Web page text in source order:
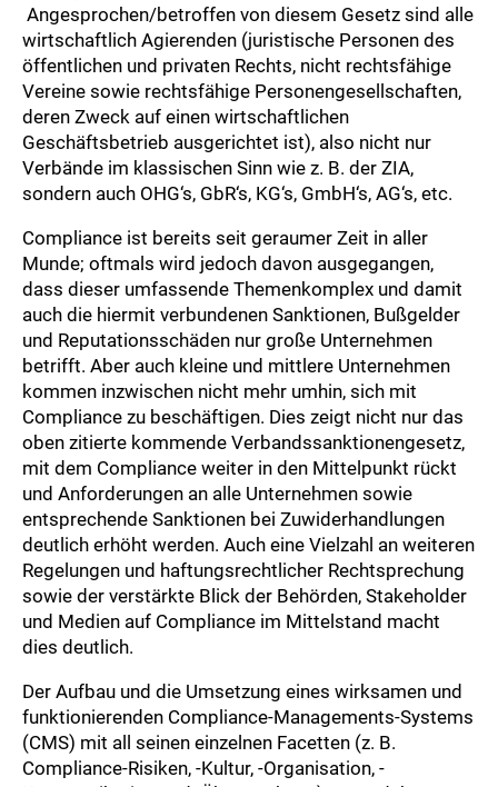
Angesprochen/betroffen von diesem Gesetz sind alle
wirtschaftlich Agierenden (juristische Personen des
öffentlichen und privaten Rechts, nicht rechtsfähige
Vereine sowie rechtsfähige Personengesellschaften,
deren Zweck auf einen wirtschaftlichen
Geschäftsbetrieb ausgerichtet ist), also nicht nur
Verbände im klassischen Sinn wie z. B. der ZIA,
sondern auch OHG‘s, GbR‘s, KG‘s, GmbH‘s, AG‘s, etc.
Compliance ist bereits seit geraumer Zeit in aller
Munde; oftmals wird jedoch davon ausgegangen,
dass dieser umfassende Themenkomplex und damit
auch die hiermit verbundenen Sanktionen, Bußgelder
und Reputationsschäden nur große Unternehmen
betrifft. Aber auch kleine und mittlere Unternehmen
kommen inzwischen nicht mehr umhin, sich mit
Compliance zu beschäftigen. Dies zeigt nicht nur das
oben zitierte kommende Verbandssanktionengesetz,
mit dem Compliance weiter in den Mittelpunkt rückt
und Anforderungen an alle Unternehmen sowie
entsprechende Sanktionen bei Zuwiderhandlungen
deutlich erhöht werden. Auch eine Vielzahl an weiteren
Regelungen und haftungsrechtlicher Rechtsprechung
sowie der verstärkte Blick der Behörden, Stakeholder
und Medien auf Compliance im Mittelstand macht
dies deutlich.
Der Aufbau und die Umsetzung eines wirksamen und
funktionierenden Compliance-Managements-Systems
(CMS) mit all seinen einzelnen Facetten (z. B.
Compliance-Risiken, -Kultur, -Organisation, -